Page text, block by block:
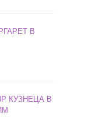
В
КУЗНЕЦА В